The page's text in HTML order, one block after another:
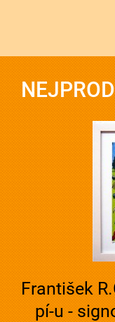
František
pí-u -